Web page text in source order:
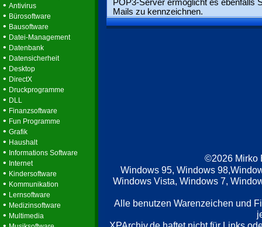
• Antivirus
• Bürosoftware
• Bausoftware
• Datei-Management
• Datenbank
• Datensicherheit
• Desktop
• DirectX
• Druckprogramme
• DLL
• Finanzsoftware
• Fun Programme
• Grafik
• Haushalt
• Informations Software
• Internet
• Kindersoftware
• Kommunikation
• Lernsoftware
• Medizinsoftware
• Multimedia
POP3-Server ermöglicht es ebenfalls
Mails zu kennzeichnen.
©2026 Mirko
Windows 95, Windows
Windows Vista, Windows 7,
Alle benutzen Warenzeichen und